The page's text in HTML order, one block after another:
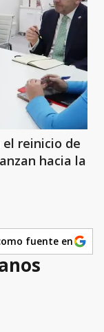
reinicio de
hacia la
fuente en